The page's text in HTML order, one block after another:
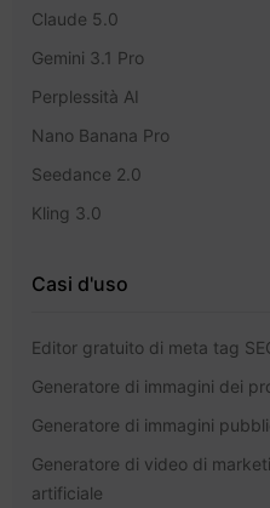
Claude 5.0
Gemini 3.1 Pro
Perplessità AI
Nano Banana Pro
Seedance 2.0
Kling 3.0
Casi d'uso
Editor gratuito di meta tag
Generatore di immagini dei
Generatore di immagini
Generatore di video di
artificiale